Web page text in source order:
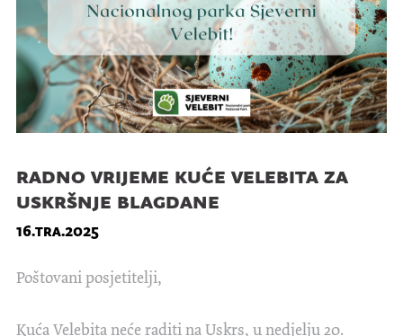
radno vrijeme kuće velebita za
uskršnje blagdane
16.tra.2025
Poštovani posjetitelji,
Kuća Velebita neće raditi na Uskrs, u nedjelju 20.